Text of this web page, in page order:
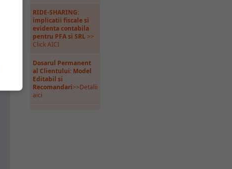
RIDE-SHARING:
implicatii fiscale si
evidenta contabila
pentru PFA si SRL>>
Click AICI
Dosarul Permanent
al Clientului: Model
Editabil si
Recomandari>>Detalii
aici